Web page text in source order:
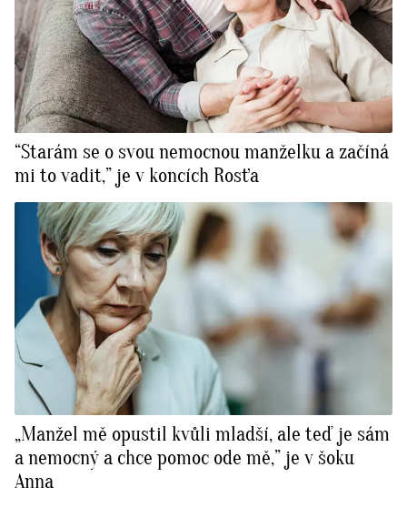
“Starám se o svou nemocnou manželku a začíná
mi to vadit,” je v koncích Rosťa
„Manžel mě opustil kvůli mladší, ale teď je sám
a nemocný a chce pomoc ode mě,” je v šoku
Anna